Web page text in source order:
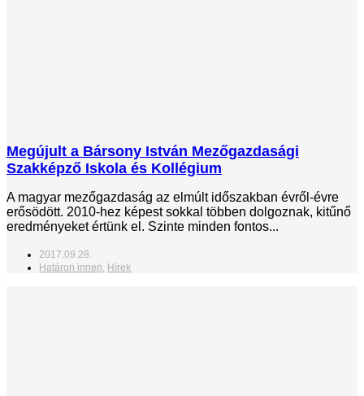
Megújult a Bársony István Mezőgazdasági
Szakképző Iskola és Kollégium
A magyar mezőgazdaság az elmúlt időszakban évről-évre
erősödött. 2010-hez képest sokkal többen dolgoznak, kitűnő
eredményeket értünk el. Szinte minden fontos...
2017.09.28.
Határon innen Hírek